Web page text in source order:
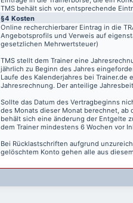
TMS behält sich vor, entsprechende
§4 Kosten
Online recherchierbarer Eintrag in die
Angebotsprofils und Verweis auf
gesetzlichen Mehrwertsteuer)
TMS stellt dem Trainer eine
jährlich zu Beginn des Jahres
Laufe des Kalenderjahres bei
Jahresrechnung. Der anteilige
Sollte das Datum des Vertragbeginns
des Monats dieser Monat berechnet, ab
behält sich eine änderung der Entgelte
dem Trainer mindestens 6 Wochen vor
Bei Rücklastschriften aufgrund
gelöschtem Konto gehen alle aus